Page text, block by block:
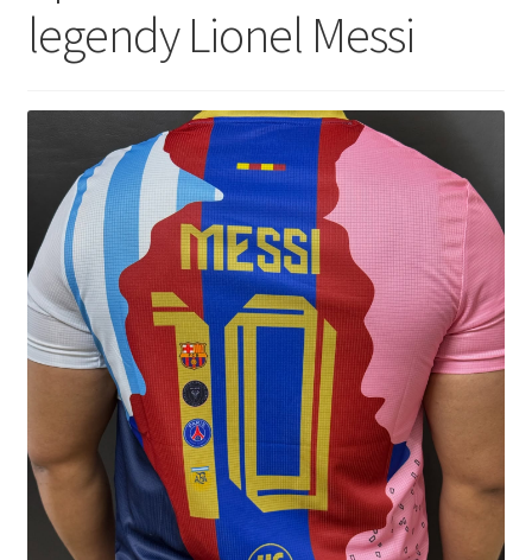
legendy Lionel Messi